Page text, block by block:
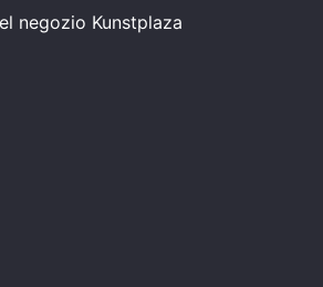
negozio Kunstplaza